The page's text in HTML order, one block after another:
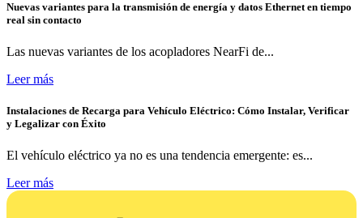
Nuevas variantes para la transmisión de energía y datos Ethernet en tiempo
real sin contacto
Las nuevas variantes de los acopladores NearFi de...
Leer más
Instalaciones de Recarga para Vehículo Eléctrico: Cómo Instalar, Verificar
y Legalizar con Éxito
El vehículo eléctrico ya no es una tendencia emergente: es...
Leer más